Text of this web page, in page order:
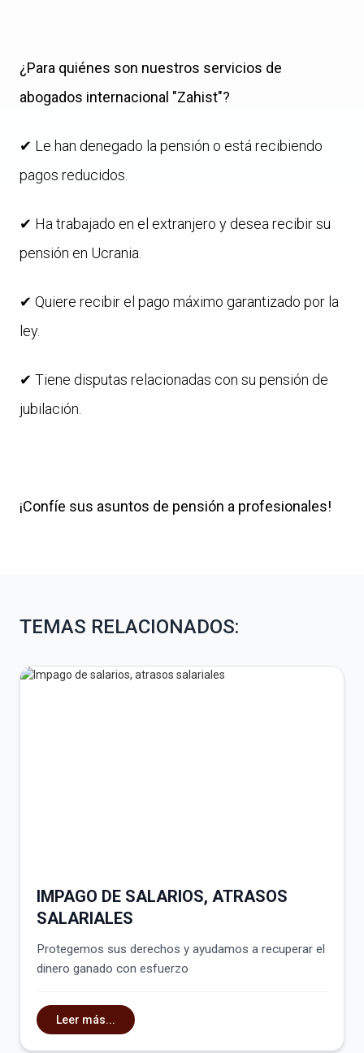
¿Para quiénes son nuestros servicios de
abogados internacional "Zahist"?
✔ Le han denegado la pensión o está recibiendo
pagos reducidos.
✔ Ha trabajado en el extranjero y desea recibir su
pensión en Ucrania.
✔ Quiere recibir el pago máximo garantizado por la
ley.
✔ Tiene disputas relacionadas con su pensión de
jubilación.
¡Confíe sus asuntos de pensión a profesionales!
TEMAS RELACIONADOS:
IMPAGO DE SALARIOS, ATRASOS
SALARIALES
Protegemos sus derechos y ayudamos a recuperar el
dinero ganado con esfuerzo
Leer más...